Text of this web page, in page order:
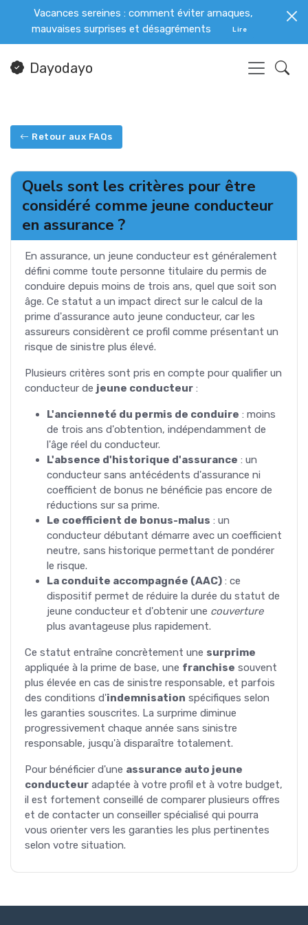
Vacances sereines : comment éviter arnaques,
mauvaises surprises et désagréments
Lire
Dayodayo
Retour aux FAQs
Quels sont les critères pour être
considéré comme jeune conducteur
en assurance ?
En assurance, un jeune conducteur est généralement
défini comme toute personne titulaire du permis de
conduire depuis moins de trois ans, quel que soit son
âge. Ce statut a un impact direct sur le calcul de la
prime d'assurance auto jeune conducteur, car les
assureurs considèrent ce profil comme présentant un
risque de sinistre plus élevé.
Plusieurs critères sont pris en compte pour qualifier un
conducteur de jeune conducteur :
L'ancienneté du permis de conduire : moins
de trois ans d'obtention, indépendamment de
l'âge réel du conducteur.
L'absence d'historique d'assurance : un
conducteur sans antécédents d'assurance ni
coefficient de bonus ne bénéficie pas encore de
réductions sur sa prime.
Le coefficient de bonus-malus : un
conducteur débutant démarre avec un coefficient
neutre, sans historique permettant de pondérer
le risque.
La conduite accompagnée (AAC) : ce
dispositif permet de réduire la durée du statut de
jeune conducteur et d'obtenir une couverture
plus avantageuse plus rapidement.
Ce statut entraîne concrètement une surprime
appliquée à la prime de base, une franchise souvent
plus élevée en cas de sinistre responsable, et parfois
des conditions d'indemnisation spécifiques selon
les garanties souscrites. La surprime diminue
progressivement chaque année sans sinistre
responsable, jusqu'à disparaître totalement.
Pour bénéficier d'une assurance auto jeune
conducteur adaptée à votre profil et à votre budget,
il est fortement conseillé de comparer plusieurs offres
et de contacter un conseiller spécialisé qui pourra
vous orienter vers les garanties les plus pertinentes
selon votre situation.